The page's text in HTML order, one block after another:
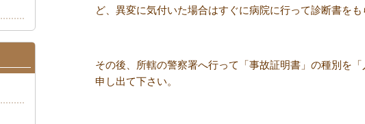
ど、異変に気付いた場合はすぐに病院に行って診断書をも
その後、所轄の警察署へ行って「事故証明書」の種別を
申し出て下さい。